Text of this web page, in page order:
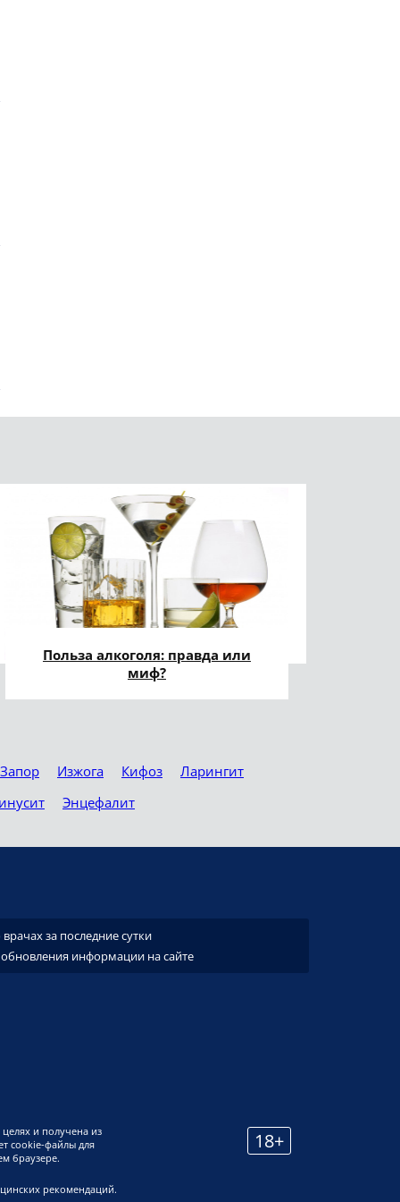
Польза алкоголя: правда или
миф?
Запор Изжога Кифоз
Ларингит
Энцефалит
за последние сутки
обновления информации на сайте
и получена из
cookie-файлы для
браузере.
рекомендаций.
18+